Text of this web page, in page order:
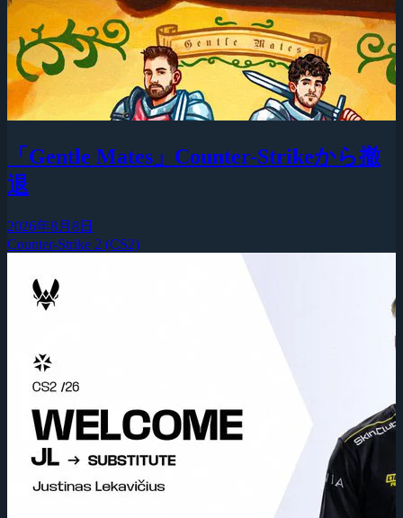
「Gentle Mates」Counter-Strikeから撤
退
2026年8月8日
Counter-Strike 2 (CS2)